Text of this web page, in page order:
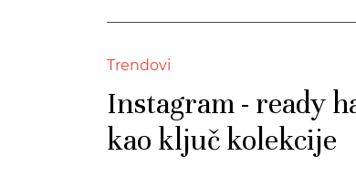
Trendovi
Instagram - ready
kao ključ kolekcije